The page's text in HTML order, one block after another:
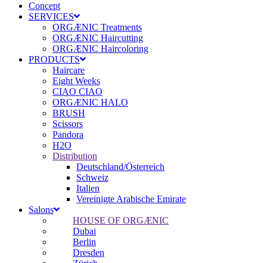
Concept
SERVICES
ORGÆNIC Treatments
ORGÆNIC Haircutting
ORGÆNIC Haircoloring
PRODUCTS
Haircare
Eight Weeks
CIAO CIAO
ORGÆNIC HALO
BRUSH
Scissors
Pandora
H2O
Distribution
Deutschland/Österreich
Schweiz
Italien
Vereinigte Arabische Emirate
Salons
HOUSE OF ORGÆNIC
Dubai
Berlin
Dresden